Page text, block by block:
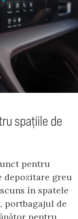
spațiile de
pentru
depozitare greu
în spatele
portbagajul de